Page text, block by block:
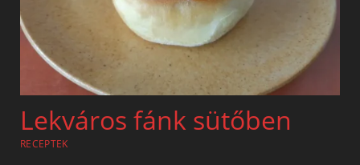
Lekváros fánk sütőben
RECEPTEK